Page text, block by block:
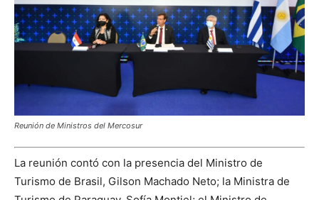
Reunión de Ministros del Mercosur
La reunión contó con la presencia del Ministro de
Turismo de Brasil, Gilson Machado Neto; la Ministra de